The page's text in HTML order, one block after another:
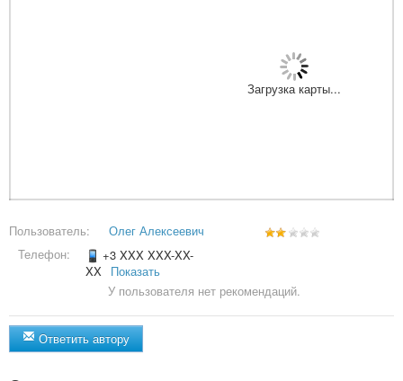
Загрузка карты...
Пользователь:
Олег Алексеевич
Телефон:
+3 XXX XXX-XX-
XX
Показать
У пользователя нет рекомендаций.
Ответить автору